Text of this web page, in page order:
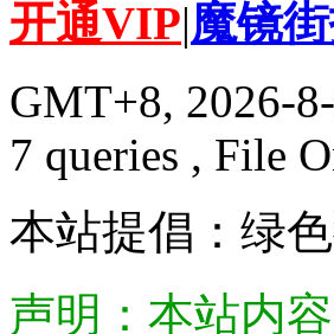
开通VIP|魔镜
GMT+8, 2026-
7 queries , File
本站提倡：绿
声明：本站内